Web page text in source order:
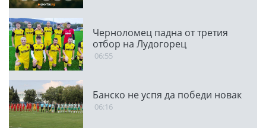
Черноломец падна от третия
отбор на Лудогорец
06:55
Банско не успя да победи новак
06:16